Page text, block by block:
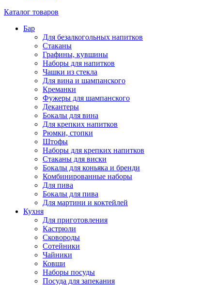
Каталог товаров
Бар
Для безалкогольных напитков
Стаканы
Графины, кувшины
Наборы для напитков
Чашки из стекла
Для вина и шампанского
Креманки
Фужеры для шампанского
Декантеры
Бокалы для вина
Для крепких напитков
Рюмки, стопки
Штофы
Наборы для крепких напитков
Стаканы для виски
Бокалы для коньяка и бренди
Комбинированные наборы
Для пива
Бокалы для пива
Для мартини и коктейлей
Кухня
Для приготовления
Кастрюли
Сковороды
Сотейники
Чайники
Ковши
Наборы посуды
Посуда для запекания